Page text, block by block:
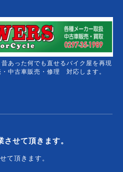
あった何でも直せるバイク屋を再現
中古車販売・修理 対応します。
せて頂きます。
て頂きます。